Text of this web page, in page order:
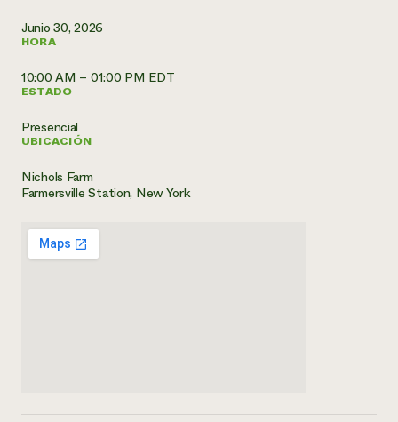
Junio 30, 2026
HORA
10:00 AM – 01:00 PM EDT
ESTADO
Presencial
UBICACIÓN
Nichols Farm
Farmersville Station, New York